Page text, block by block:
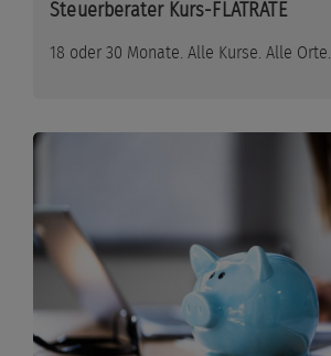
Steuerberater Kurs-FLATRATE
18 oder 30 Monate. Alle Kurse. Alle Orte.